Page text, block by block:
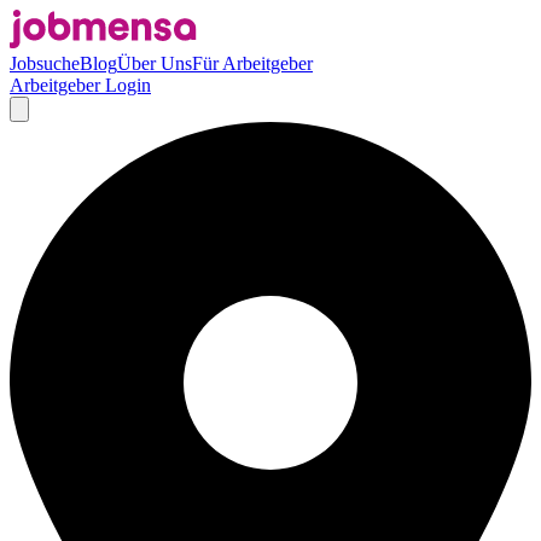
JobsucheBlogÜber UnsFür Arbeitgeber
Arbeitgeber Login